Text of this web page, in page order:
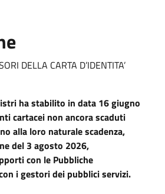
DELLA CARTA D’IDENTITA’
ha stabilito in data 16 giugno
cartacei non ancora scaduti
alla loro naturale scadenza,
del 3 agosto 2026,
con le Pubbliche
i gestori dei pubblici servizi.